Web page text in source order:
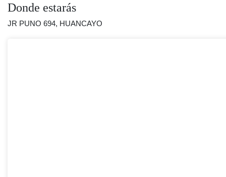
Donde estarás
JR PUNO 694, HUANCAYO